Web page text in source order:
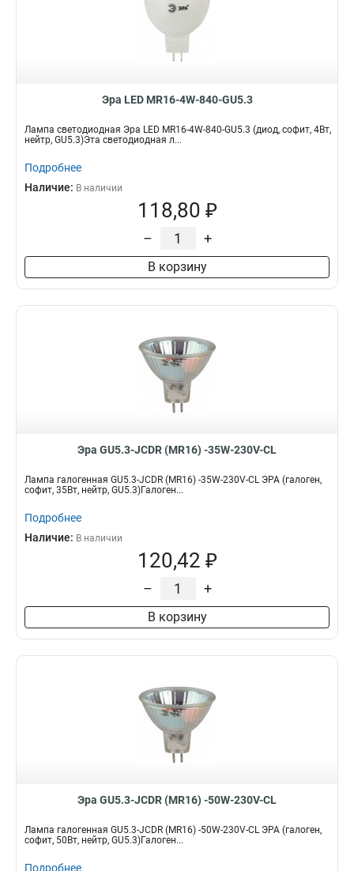
Эра LED MR16-4W-840-GU5.3
Лампа светодиодная Эра LED MR16-4W-840-GU5.3 (диод, софит, 4Вт,
нейтр, GU5.3)Эта светодиодная л...
Подробнее
Наличие: В наличии
118,80 ₽
– +
В корзину
Эра GU5.3-JCDR (MR16) -35W-230V-CL
Лампа галогенная GU5.3-JCDR (MR16) -35W-230V-CL ЭРА (галоген,
софит, 35Вт, нейтр, GU5.3)Галоген...
Подробнее
Наличие: В наличии
120,42 ₽
– +
В корзину
Эра GU5.3-JCDR (MR16) -50W-230V-CL
Лампа галогенная GU5.3-JCDR (MR16) -50W-230V-CL ЭРА (галоген,
софит, 50Вт, нейтр, GU5.3)Галоген...
Подробнее